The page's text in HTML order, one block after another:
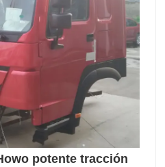
potente tracción